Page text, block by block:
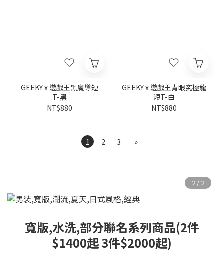
GEEKY x 遊戲王黑魔導短
T-黑
NT$880
GEEKY x 遊戲王青眼究極龍
短T-白
NT$880
1 2 3 »
寬版,水洗,部分聯名系列商品(2件
$1400起 3件$2000起)